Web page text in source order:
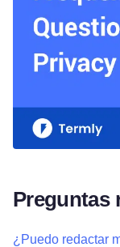
Preguntas
¿Puedo redactar